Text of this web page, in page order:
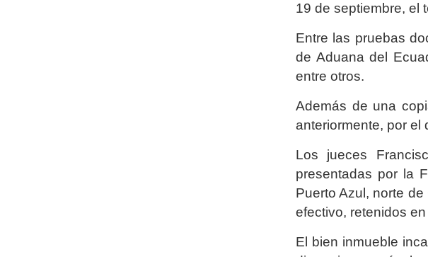
19 de septiembre, el
Entre las pruebas
de Aduana del
entre otros.
Además de una
anteriormente, por el
Los jueces
presentadas por la
Puerto Azul, norte
efectivo, retenidos
El bien inmueble